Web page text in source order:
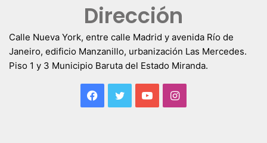
Dirección
Calle Nueva York, entre calle Madrid y avenida Río de
Janeiro, edificio Manzanillo, urbanización Las Mercedes.
Piso 1 y 3 Municipio Baruta del Estado Miranda.
Facebook
TwitterYouTubeInstagram